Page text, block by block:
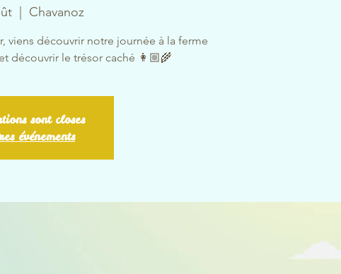
  |
Chavanoz
viens découvrir notre journée à la ferme
découvrir le trésor caché 👩🏼‍🌾
sont closes
événements